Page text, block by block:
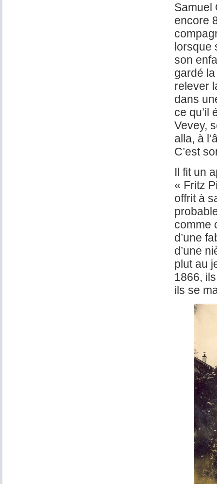
Samuel
encore
lorsque
son
gardé
relever
dans
ce qu’il
Vevey,
alla, à
C’est
Il fit un
« Fritz
offrit à
comme
d’une
d’une
plut au
1866,
ils se